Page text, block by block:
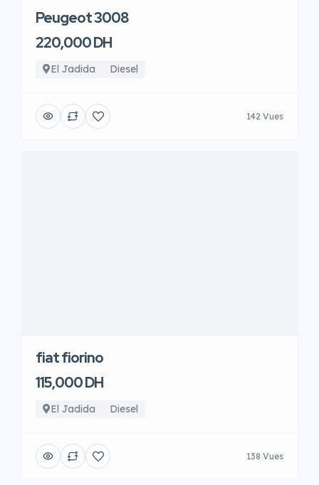
Peugeot 3008
220,000 DH
El Jadida Diesel
142 Vues
fiat fiorino
115,000 DH
El Jadida Diesel
138 Vues